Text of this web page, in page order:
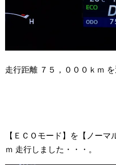
走行距離 ７５，０００ｋｍ を
【ＥＣＯモード】を【ノーマ
ｍ 走行しました・・・。